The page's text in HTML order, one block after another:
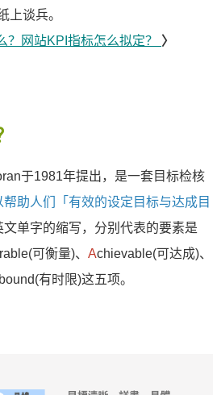
上谈兵。
？网站KPI指标怎么拟定？ 〉
于1981年提出，是一套目标检核
助人们「有效的设定目标与达成目
单字的缩写，分别代表的要素是
可衡量)、 Achievable(可达成)、
有时限)这五项。